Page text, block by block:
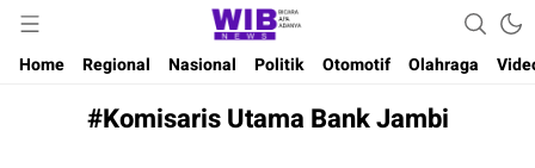
Wibnews
Waktu Indonesia Bicara
Home
Regional Nasional Politik Otomotif Olahraga
#Komisaris Utama Bank Jambi